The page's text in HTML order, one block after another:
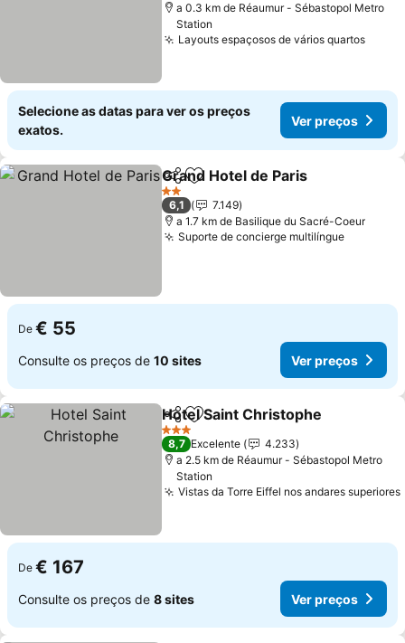
a 0.3 km de Réaumur - Sébastopol Metro
Station
Layouts espaçosos de vários quartosVer
Selecione as datas para ver os preços
exatos.
Ver preços
PartilharAdicionar aos favoritos
Grand Hotel de Paris
2 Estrelas
6,1
7.149
a 1.7 km de Basilique du Sacré-Coeur
Suporte de concierge multilíngueVer
De € 55
Consulte os preços de 10 sites Ver preços
PartilharAdicionar aos favoritos
Hotel Saint Christophe
3 Estrelas
8,7 Excelente
4.233
a 2.5 km de Réaumur - Sébastopol Metro
Station
Vistas da Torre Eiffel nos andares superiores
De € 167
Consulte os preços de 8 sites Ver preços